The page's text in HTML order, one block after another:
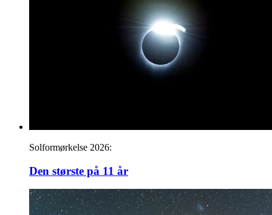
Solformørkelse 2026:
Den største på 11 år